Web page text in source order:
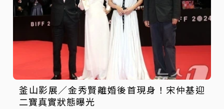
釜山影展／金秀賢離婚後首現身！宋仲基迎
二寶真實狀態曝光